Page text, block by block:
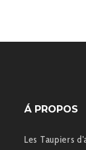
Á PROPOS
Les Taupiers